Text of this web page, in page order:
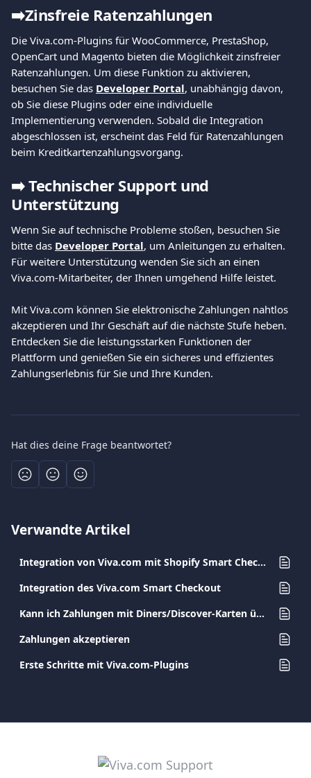
➡️Zinsfreie Ratenzahlungen
Die Viva.com-Plugins für WooCommerce, PrestaShop,
OpenCart und Magento bieten die Möglichkeit zinsfreier
Ratenzahlungen. Um diese Funktion zu aktivieren,
besuchen Sie das Developer Portal, unabhängig davon,
ob Sie diese Plugins oder eine individuelle
Implementierung verwenden. Sobald die Integration
abgeschlossen ist, erscheint das Feld für Ratenzahlungen
beim Kreditkartenzahlungsvorgang.
➡️Technischer Support und
Unterstützung
Wenn Sie auf technische Probleme stoßen, besuchen Sie
bitte das Developer Portal, um Anleitungen zu erhalten.
Für weitere Unterstützung wenden Sie sich an einen
Viva.com-Mitarbeiter, der Ihnen umgehend Hilfe leistet.
Mit Viva.com können Sie elektronische Zahlungen nahtlos
akzeptieren und Ihr Geschäft auf die nächste Stufe heben.
Entdecken Sie die leistungsstarken Funktionen der
Plattform und genießen Sie ein sicheres und effizientes
Zahlungserlebnis für Sie und Ihre Kunden.
Hat dies deine Frage beantwortet?
Verwandte Artikel
Integration von Viva.com mit Shopify Smart Checkout Plugin
Integration des Viva.com Smart Checkout
Kann ich Zahlungen mit Diners/Discover-Karten über mein Kartenterminal akzeptieren?
Zahlungen akzeptieren
Erste Schritte mit Viva.com-Plugins